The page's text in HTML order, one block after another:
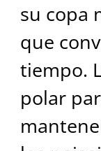
su copa
que
tiempo.
polar